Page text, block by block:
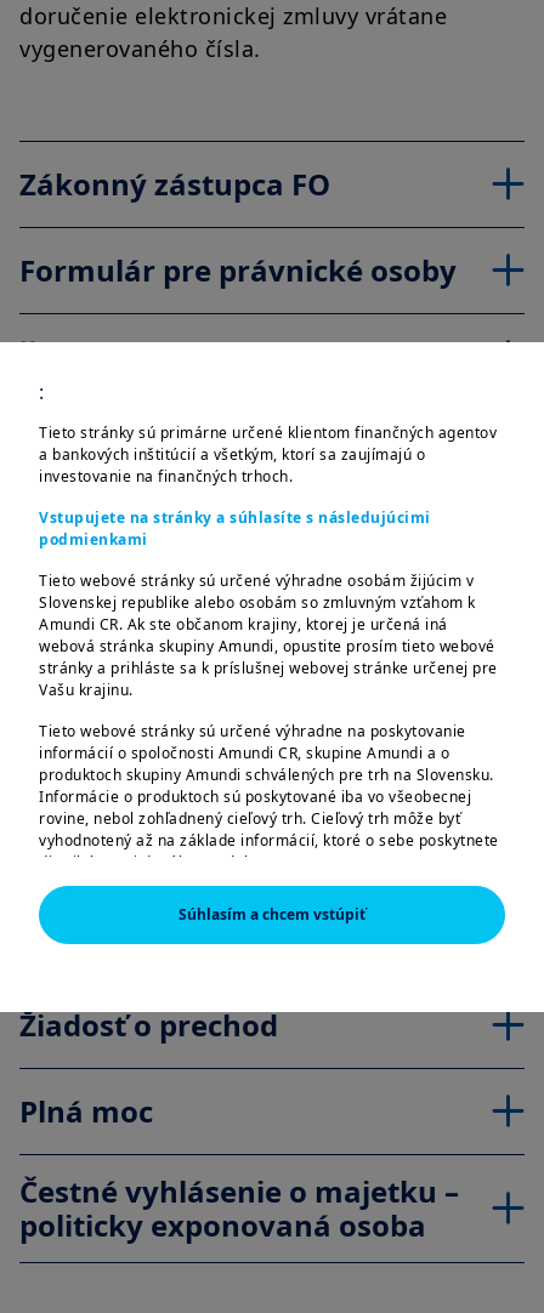
:
Tieto stránky sú primárne určené klientom finančných agentov
a bankových inštitúcií a všetkým, ktorí sa zaujímajú o
investovanie na finančných trhoch.
Vstupujete na stránky a súhlasíte s následujúcimi
podmienkami
Tieto webové stránky sú určené výhradne osobám žijúcim v
Slovenskej republike alebo osobám so zmluvným vzťahom k
Amundi CR. Ak ste občanom krajiny, ktorej je určená iná
webová stránka skupiny Amundi, opustite prosím tieto webové
stránky a prihláste sa k príslušnej webovej stránke určenej pre
Vašu krajinu.
Tieto webové stránky sú určené výhradne na poskytovanie
informácií o spoločnosti Amundi CR, skupine Amundi a o
produktoch skupiny Amundi schválených pre trh na Slovensku.
Informácie o produktoch sú poskytované iba vo všeobecnej
rovine, nebol zohľadnený cieľový trh. Cieľový trh môže byť
vyhodnotený až na základe informácií, ktoré o sebe poskytnete
distribútorovi daného produktu.
Informácie tu uvedené nemusia byť úplné, môžu sa postupom
času meniť a Amundi CR ich môže bez upozornenia kedykoľvek
aktualizovať.
Informácie obsiahnuté na týchto stránkach nie sú určené
resp. „americkým osobám“ tak, ako sú definované v „nariadení
amerického zákona o cenných papieroch (Securities Act) z roku
Spojených štátoch amerických a akékoľvek partnerstvo alebo
obchodnú spoločnosť založenú alebo zapísanú podľa
amerických právnych predpisov. Ak ste „americkou osobou“,
nie ste oprávnení na tieto webové stránky vstupovať.
Váš prístup k týmto webovým stránkam sa riadi platnými
Súhlasím a chcem vstúpiť
doručenie elektronickej zmluvy vrátane
vygenerovaného čísla.
Zákonný zástupca FO
Formulár pre právnické osoby
Žiadosť o spätný odkup
Žiadosť o spätný odkup -
maloleté dieťa
Formulár na zmeny
Žiadosť o prevod
Žiadosť o prechod a spätný
odkup
Žiadosť o pravidelný spätný
odkup
Žiadosť o prechod
Plná moc
Čestné vyhlásenie o majetku –
politicky exponovaná osoba